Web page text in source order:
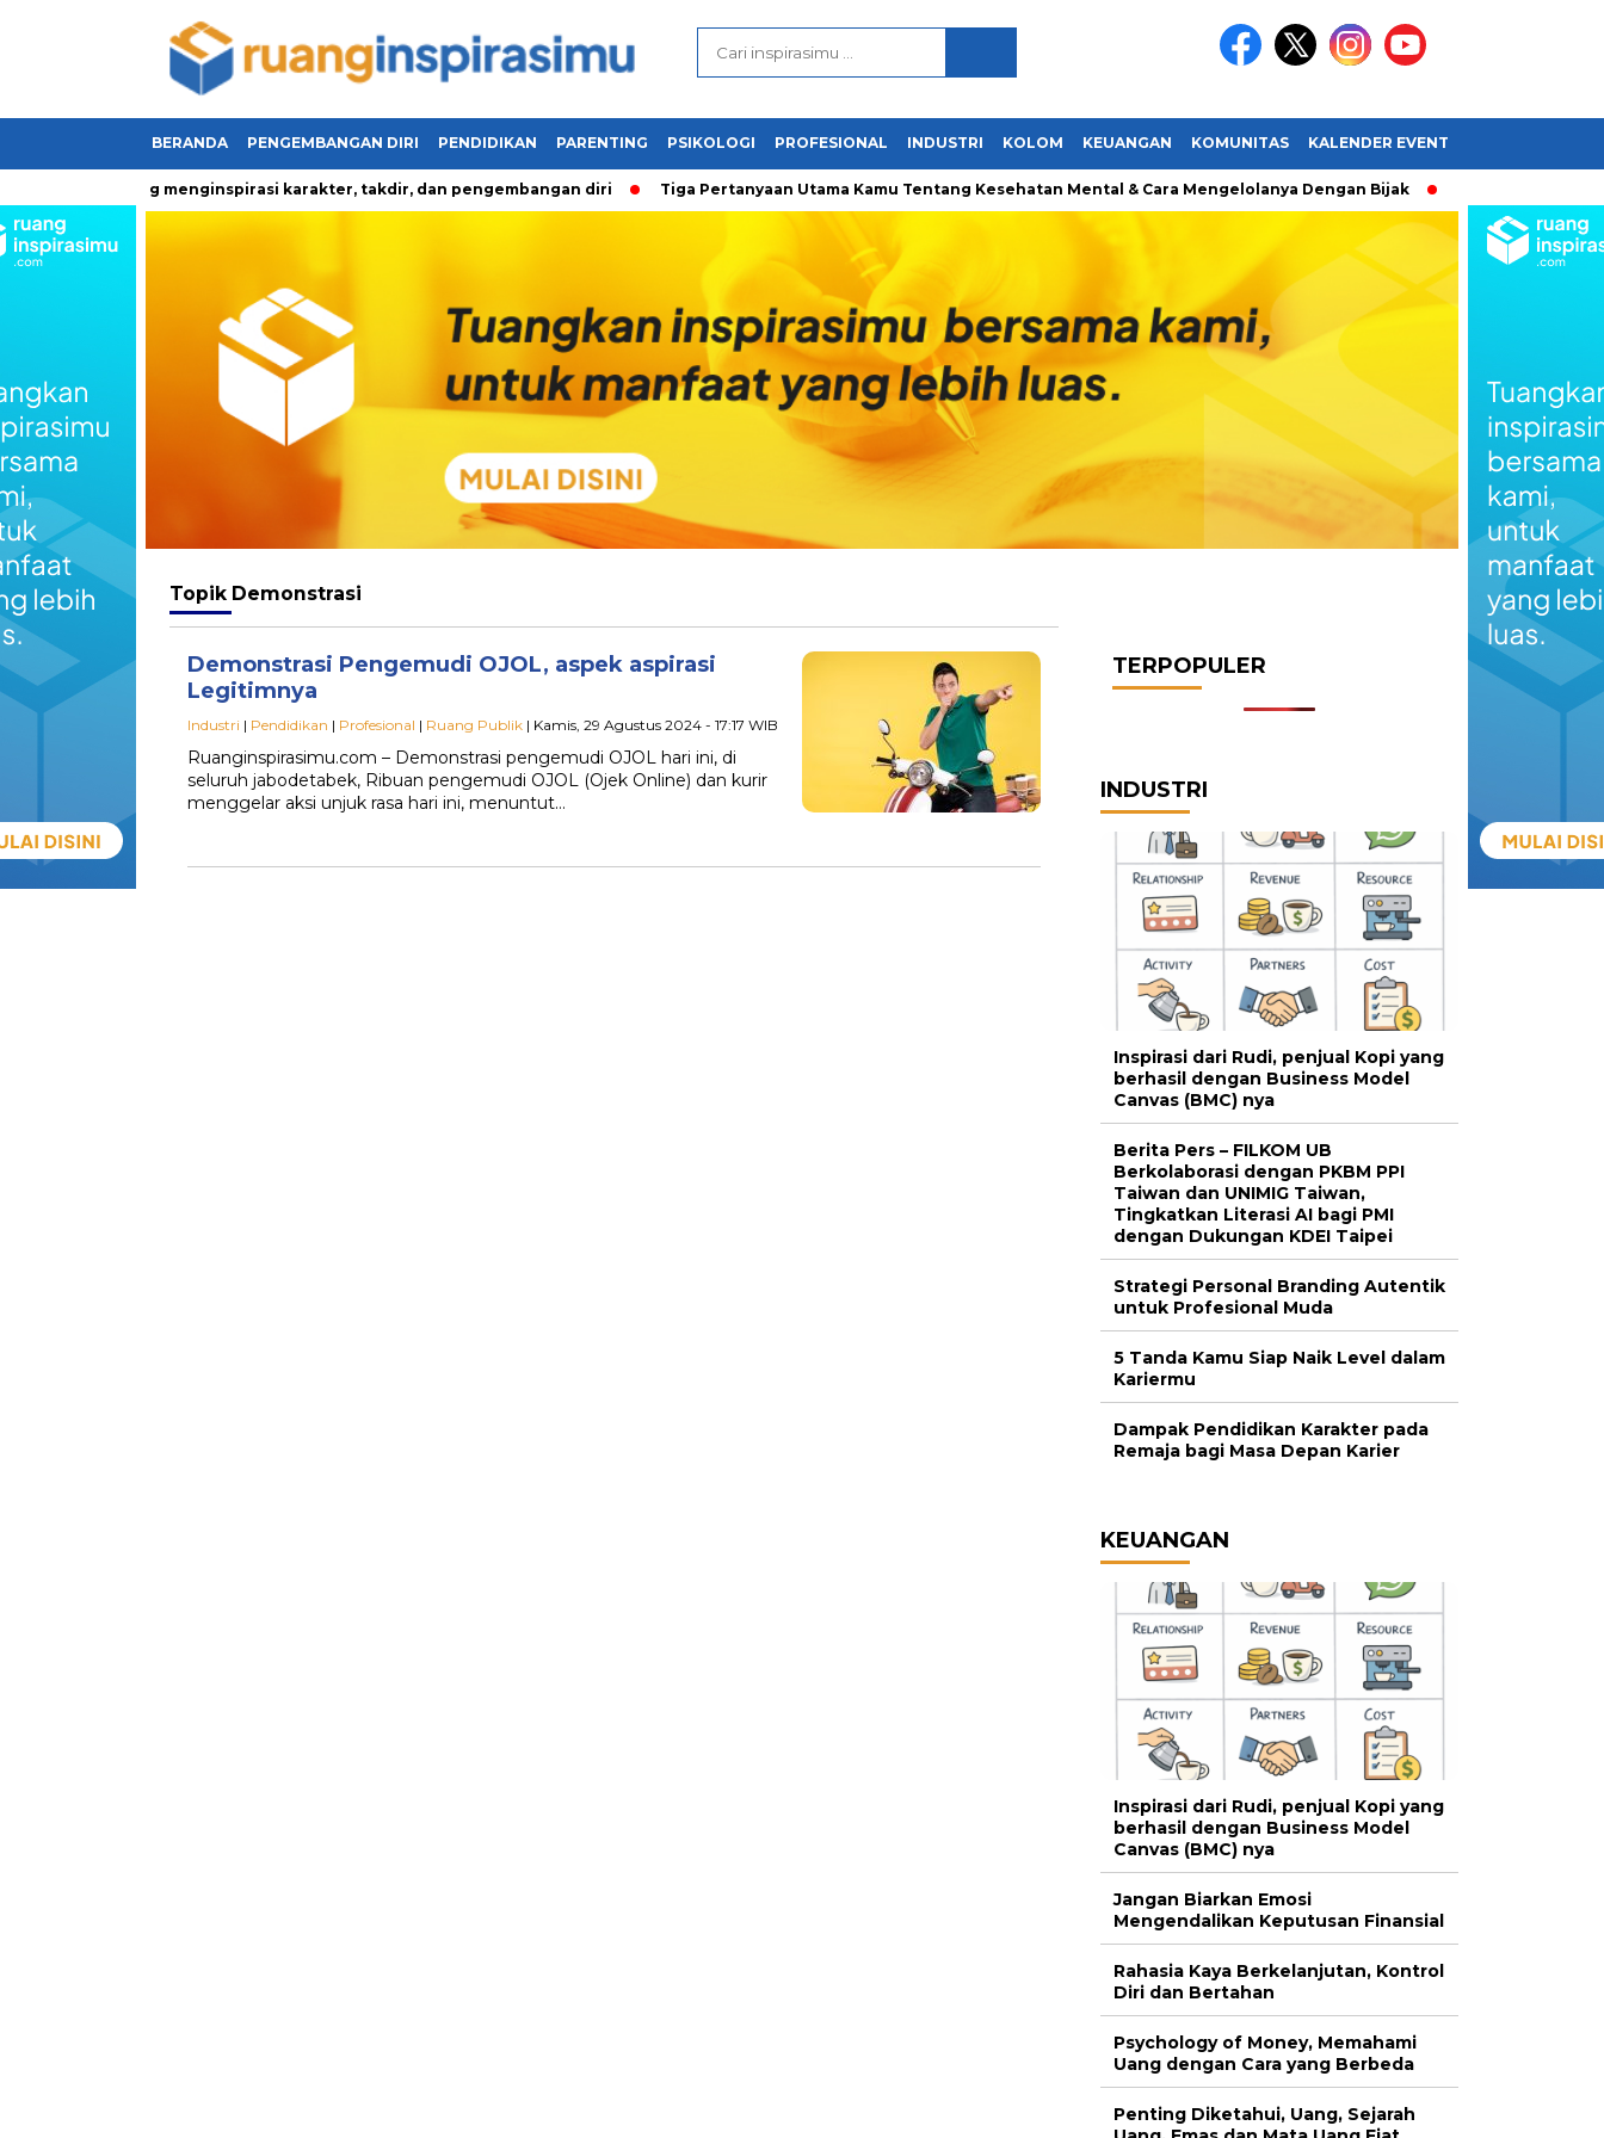
BERANDA PENGEMBANGAN DIRI PENDIDIKAN PARENTING PSIKOLOGI PROFESIONAL INDUSTRI KOLOM KEUANGAN KOMUNITAS KALENDER EVENT
yang menginspirasi karakter, takdir, dan pengembangan diri Tiga Pertanyaan Utama Kamu Tentang Kesehatan Mental & Cara Mengelolanya Dengan Bijak Bagaimana
Topik Demonstrasi
Demonstrasi Pengemudi OJOL, aspek aspirasi
Legitimnya
Industri | Pendidikan | Profesional | Ruang Publik | Kamis, 29 Agustus 2024 - 17:17 WIB
Ruanginspirasimu.com – Demonstrasi pengemudi OJOL hari ini, di
seluruh jabodetabek, Ribuan pengemudi OJOL (Ojek Online) dan kurir
menggelar aksi unjuk rasa hari ini, menuntut…
TERPOPULER
INDUSTRI
Inspirasi dari Rudi, penjual Kopi yang
berhasil dengan Business Model
Canvas (BMC) nya
Berita Pers – FILKOM UB
Berkolaborasi dengan PKBM PPI
Taiwan dan UNIMIG Taiwan,
Tingkatkan Literasi AI bagi PMI
dengan Dukungan KDEI Taipei
Strategi Personal Branding Autentik
untuk Profesional Muda
5 Tanda Kamu Siap Naik Level dalam
Kariermu
Dampak Pendidikan Karakter pada
Remaja bagi Masa Depan Karier
KEUANGAN
Inspirasi dari Rudi, penjual Kopi yang
berhasil dengan Business Model
Canvas (BMC) nya
Jangan Biarkan Emosi
Mengendalikan Keputusan Finansial
Rahasia Kaya Berkelanjutan, Kontrol
Diri dan Bertahan
Psychology of Money, Memahami
Uang dengan Cara yang Berbeda
Penting Diketahui, Uang, Sejarah